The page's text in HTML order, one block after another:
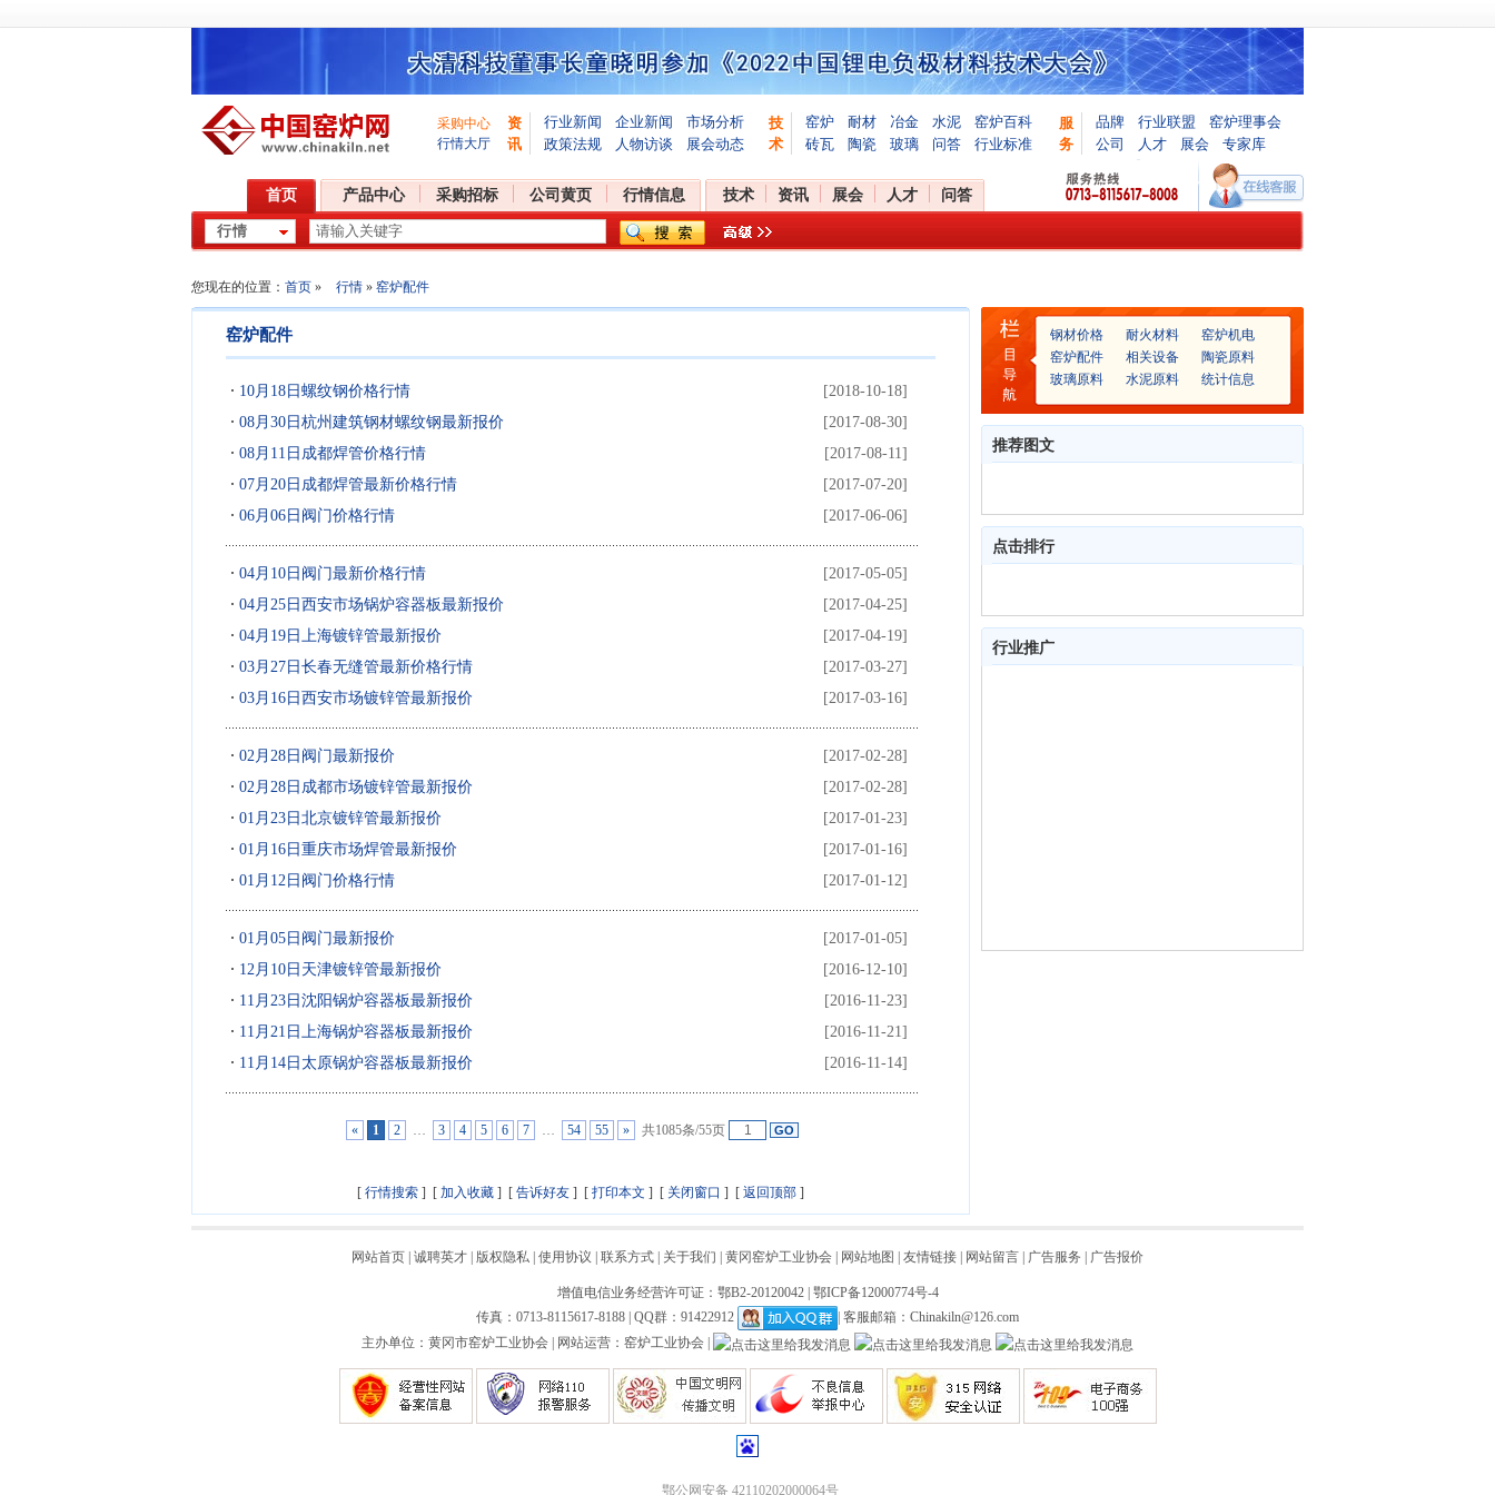
采购中心
行情大厅
资
讯
行业新闻 企业新闻
市场分析
政策法规
人物访谈 展会动态
技
术
窑炉 耐材 冶金 水泥
窑炉百科
砖瓦
陶瓷 玻璃 问答 行业标准
服
务
品牌 行业联盟
窑炉理事会
公司
人才 展会 专家库
首页 产品中心 采购招标 公司黄页 行情信息 技术 资讯 展会 人才 问答
您现在的位置： 首页 » 行情 » 窑炉配件
窑炉配件
10月18日螺纹钢价格行情
[2018-10-18]
08月30日杭州建筑钢材螺纹钢最新报价
[2017-08-30]
08月11日成都焊管价格行情
[2017-08-11]
07月20日成都焊管最新价格行情
[2017-07-20]
06月06日阀门价格行情
[2017-06-06]
04月10日阀门最新价格行情
[2017-05-05]
04月25日西安市场锅炉容器板最新报价
[2017-04-25]
04月19日上海镀锌管最新报价
[2017-04-19]
03月27日长春无缝管最新价格行情
[2017-03-27]
03月16日西安市场镀锌管最新报价
[2017-03-16]
02月28日阀门最新报价
[2017-02-28]
02月28日成都市场镀锌管最新报价
[2017-02-28]
01月23日北京镀锌管最新报价
[2017-01-23]
01月16日重庆市场焊管最新报价
[2017-01-16]
01月12日阀门价格行情
[2017-01-12]
01月05日阀门最新报价
[2017-01-05]
12月10日天津镀锌管最新报价
[2016-12-10]
11月23日沈阳锅炉容器板最新报价
[2016-11-23]
11月21日上海锅炉容器板最新报价
[2016-11-21]
11月14日太原锅炉容器板最新报价
[2016-11-14]
« 1 2 … 3 4 5 6 7 … 54 55 » 共1085条/55页
[ 行情搜索 ] [ 加入收藏 ] [ 告诉好友 ] [ 打印本文 ] [ 关闭窗口 ] [ 返回顶部 ]
钢材价格 耐火材料
窑炉机电
窑炉配件
相关设备
陶瓷原料
玻璃原料
水泥原料 统计信息
推荐图文
点击排行
行业推广
网站首页 诚聘英才 版权隐私 使用协议 联系方式 关于我们 黄冈窑炉工业协会 网站地图 友情链接 网站留言 广告服务 广告报价
增值电信业务经营许可证：鄂B2-20120042| 鄂ICP备12000774号-4
传真：0713-8115617-8188 | QQ群：91422912
| 客服邮箱： Chinakiln@126.com
主办单位：黄冈市窑炉工业协会 | 网站运营：窑炉工业协会 |
鄂公网安备 42110202000064号